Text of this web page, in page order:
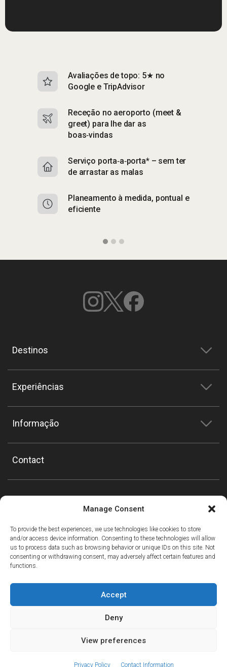
Manage Consent
To provide the best experiences, we use technologies like cookies to store
and/or access device information. Consenting to these technologies will allow
us to process data such as browsing behavior or unique IDs on this site. Not
consenting or withdrawing consent, may adversely affect certain features and
functions.
Accept
Deny
View preferences
Privacy Policy Contact Information
Avaliações de topo: 5★ no
Google e TripAdvisor
Receção no aeroporto (meet &
greet) para lhe dar as
boas‑vindas
Serviço porta‑a‑porta* – sem ter
de arrastar as malas
Planeamento à medida, pontual e
eficiente
Destinos
Experiências
Informação
Contact
© Copyright Mountain Drop-offs Ltd 2016-2024
The new European Entry/Exit System is now in place.